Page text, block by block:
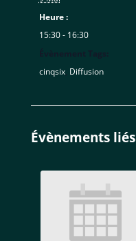
Heure :
15:30 - 16:30
cinqsix, Diffusion
Évènements liés